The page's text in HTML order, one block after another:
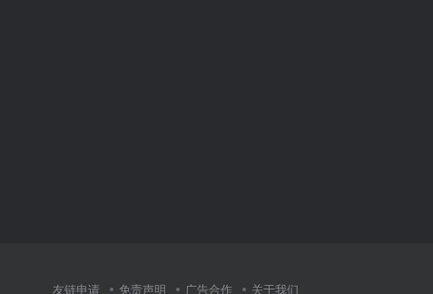
友链申请 免责声明 广告合作 关于我们